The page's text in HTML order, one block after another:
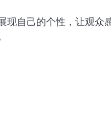
自己的个性，让观众